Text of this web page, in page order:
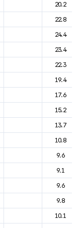
20.2
22.8
24.4
23.4
22.3
19.4
17.6
15.2
13.7
10.8
9.6
9.1
9.6
9.8
10.1